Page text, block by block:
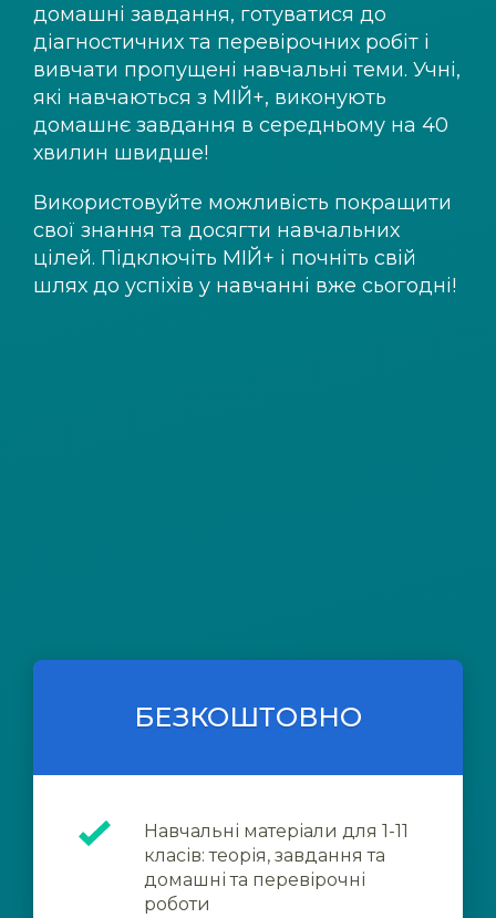
домашні завдання, готуватися до
діагностичних та перевірочних робіт і
вивчати пропущені навчальні теми. Учні,
які навчаються з МІЙ+, виконують
домашнє завдання в середньому на 40
хвилин швидше!
Використовуйте можливість покращити
свої знання та досягти навчальних
цілей. Підключіть МІЙ+ і почніть свій
шлях до успіхів у навчанні вже сьогодні!
БЕЗКОШТОВНО
Навчальні матеріали для 1-11
класів: теорія, завдання та
домашні та перевірочні
роботи